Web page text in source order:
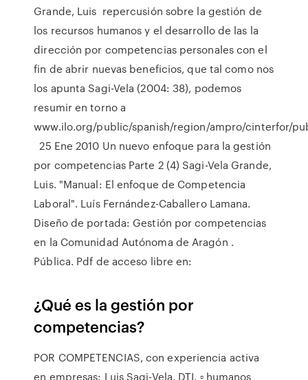
Grande, Luis repercusión sobre la gestión de
los recursos humanos y el desarrollo de las la
dirección por competencias personales con el
fin de abrir nuevas beneficios, que tal como nos
los apunta Sagi-Vela (2004: 38), podemos
resumir en torno a
www.ilo.org/public/spanish/region/ampro/cinterfor/
25 Ene 2010 Un nuevo enfoque para la gestión
por competencias Parte 2 (4) Sagi-Vela Grande,
Luis. "Manual: El enfoque de Competencia
Laboral". Luís Fernández-Caballero Lamana.
Diseño de portada: Gestión por competencias
en la Comunidad Autónoma de Aragón .
Pública. Pdf de acceso libre en:
¿Qué es la gestión por
competencias?
POR COMPETENCIAS, con experiencia activa
en empresas: Luis Sagi-Vela. DTI. ▫ humanos